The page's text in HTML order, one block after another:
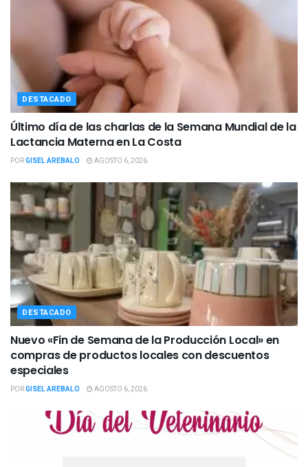
DESTACADO
Último día de las charlas de la Semana Mundial de la
Lactancia Materna en La Costa
PORGISEL AREBALO AGOSTO 6, 2026
DESTACADO
Nuevo «Fin de Semana de la Producción Local» en
compras de productos locales con descuentos
especiales
PORGISEL AREBALO AGOSTO 6, 2026